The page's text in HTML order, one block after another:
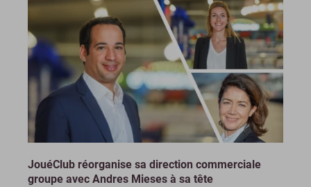
JouéClub réorganise sa direction commerciale
groupe avec Andres Mieses à sa tête